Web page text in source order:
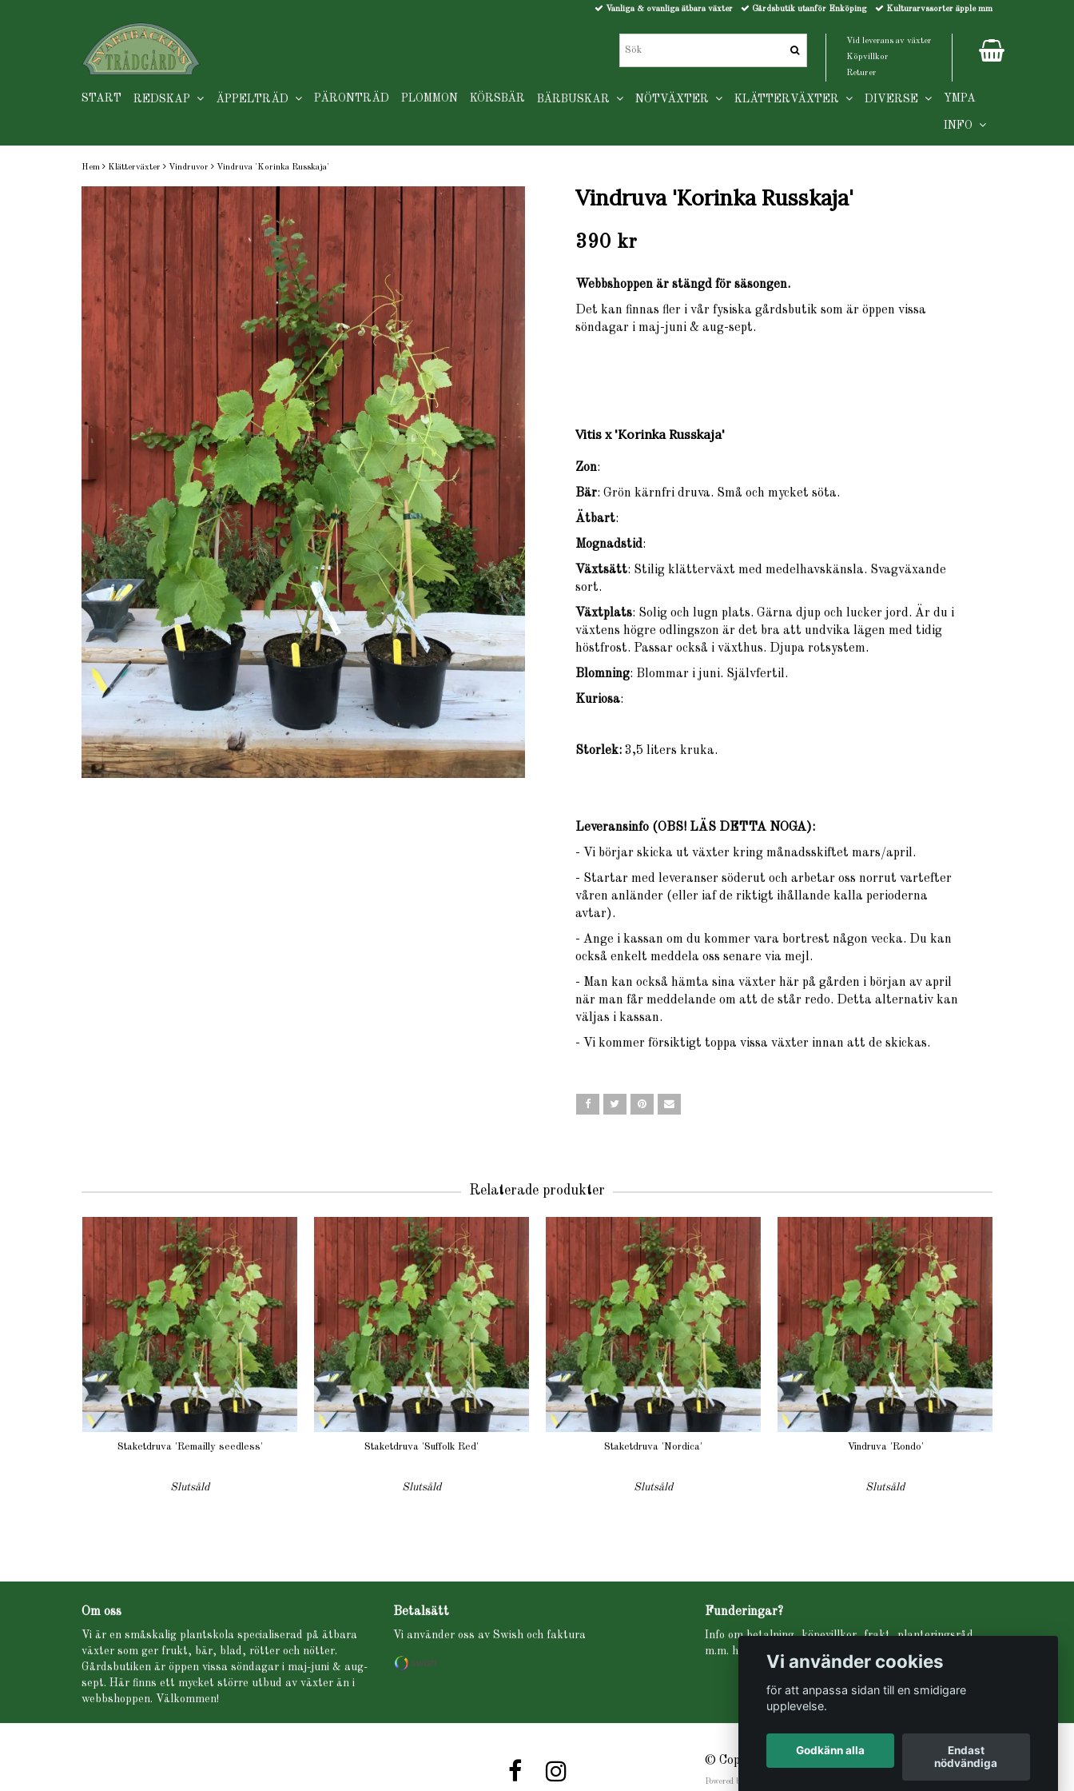
Hem Klätterväxter Vindruvor Vindruva 'Korinka Russkaja'
Vindruva 'Korinka Russkaja'
390 kr
Webbshoppen är stängd för säsongen.
Det kan finnas fler i vår fysiska gårdsbutik som är öppen vissa
söndagar i maj-juni & aug-sept.
Vitis x 'Korinka Russkaja'
Zon:
Bär: Grön kärnfri druva. Små och mycket söta.
Ätbart:
Mognadstid:
Växtsätt: Stilig klätterväxt med medelhavskänsla. Svagväxande
sort.
Växtplats: Solig och lugn plats. Gärna djup och lucker jord. Är du i
växtens högre odlingszon är det bra att undvika lägen med tidig
höstfrost. Passar också i växthus. Djupa rotsystem.
Blomning: Blommar i juni. Självfertil.
Kuriosa:
Storlek: 3,5 liters kruka.
Leveransinfo (OBS! LÄS DETTA NOGA):
- Vi börjar skicka ut växter kring månadsskiftet mars/april.
- Startar med leveranser söderut och arbetar oss norrut vartefter
våren anländer (eller iaf de riktigt ihållande kalla perioderna
avtar).
- Ange i kassan om du kommer vara bortrest någon vecka. Du kan
också enkelt meddela oss senare via mejl.
- Man kan också hämta sina växter här på gården i början av april
när man får meddelande om att de står redo. Detta alternativ kan
väljas i kassan.
- Vi kommer försiktigt toppa vissa växter innan att de skickas.
Relaterade produkter
Staketdruva 'Remailly seedless'
Slutsåld
Staketdruva 'Suffolk Red'
Slutsåld
Staketdruva 'Nordica'
Slutsåld
Vindruva 'Rondo'
Slutsåld
Om oss
Vi är en småskalig plantskola specialiserad på ätbara
växter som ger frukt, bär, blad, rötter och nötter.
Gårdsbutiken är öppen vissa söndagar i maj-juni & aug-
sept. Här finns ett mycket större utbud av växter än i
webbshoppen. Välkommen!
Betalsätt
Vi använder oss av Swish och faktura
Funderingar?
Info om betalning, köpevillkor, frakt, planteringsråd
m.m. hittar ni under fliken INFO i menyn högst upp.
© Copyright Svartbäckens trädgård
Powered by Quickbutik
Vi använder cookies
för att anpassa sidan till en smidigare
upplevelse.
Godkänn alla
Endast
nödvändiga
Vanliga & ovanliga ätbara växter Gårdsbutik utanför Enköping Kulturarvssorter äpple mm
Vid leverans av växter
Köpvillkor
Returer
START REDSKAP ÄPPELTRÄD PÄRONTRÄD PLOMMON KÖRSBÄR BÄRBUSKAR NÖTVÄXTER KLÄTTERVÄXTER DIVERSE YMPA
INFO